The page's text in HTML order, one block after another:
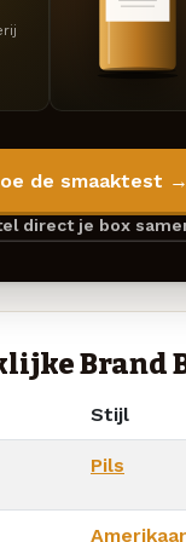
de smaaktest →
direct je box
Brand
Stijl
Pils